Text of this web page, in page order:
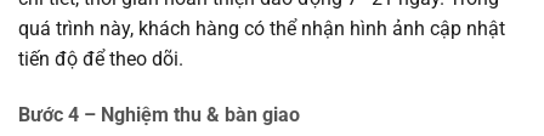
quá trình này, khách hàng có thể nhận hình ảnh cập nhật
tiến độ để theo dõi.
Bước 4 – Nghiệm thu & bàn giao